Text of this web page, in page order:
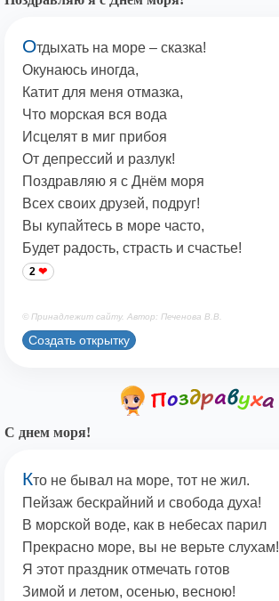
Отдыхать на море – сказка!
Окунаюсь иногда,
Катит для меня отмазка,
Что морская вся вода
Исцелят в миг прибоя
От депрессий и разлук!
Поздравляю я с Днём моря
Всех своих друзей, подруг!
Вы купайтесь в море часто,
Будет радость, страсть и счастье!
2
© Принадлежит сайту. Автор: Печенова В.В.
Создать открытку
С днем моря!
Кто не бывал на море, тот не жил.
Пейзаж бескрайний и свобода духа!
В морской воде, как в небесах парил
Прекрасно море, вы не верьте слухам!
Я этот праздник отмечать готов
Зимой и летом, осенью, весною!